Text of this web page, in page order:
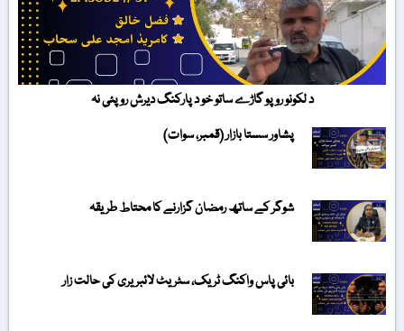
د لکونو روپو گاڑے ساتو خو د پارکنگ دیرش روپئی نہ
پشاور سستا بازار (قمبر، سوات)
شوگر کے ساتھ رمضان گزارنے کا محتاط طریقہ
بائی پاس واکنگ ٹریک، سٹریٹ لائبریری کی حالت زار